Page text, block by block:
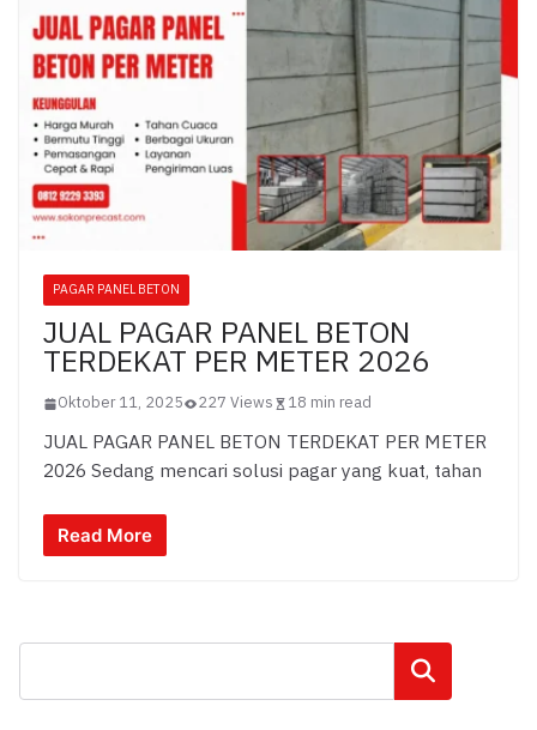
PAGAR PANEL BETON
JUAL PAGAR PANEL BETON
TERDEKAT PER METER 2026
Oktober 11, 2025 227 Views 18 min read
JUAL PAGAR PANEL BETON TERDEKAT PER METER
2026 Sedang mencari solusi pagar yang kuat, tahan
Read More
Cari